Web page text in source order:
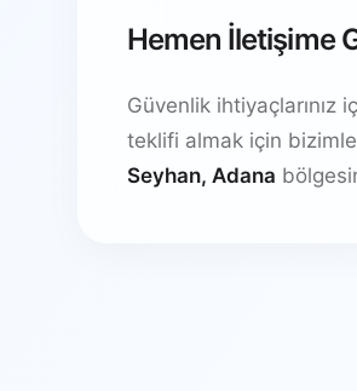
Hemen İletişime
Güvenlik ihtiyaçlarınız
teklifi almak için
Seyhan, Adana